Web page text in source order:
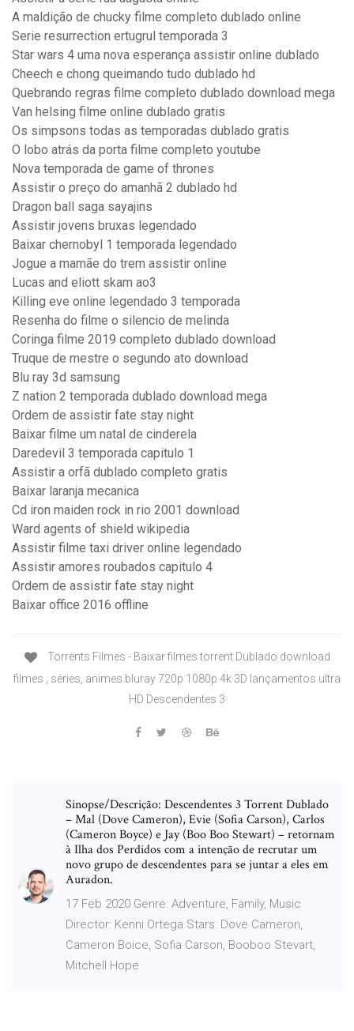
A maldição de chucky filme completo dublado online
Serie resurrection ertugrul temporada 3
Star wars 4 uma nova esperança assistir online dublado
Cheech e chong queimando tudo dublado hd
Quebrando regras filme completo dublado download mega
Van helsing filme online dublado gratis
Os simpsons todas as temporadas dublado gratis
O lobo atrás da porta filme completo youtube
Nova temporada de game of thrones
Assistir o preço do amanhã 2 dublado hd
Dragon ball saga sayajins
Assistir jovens bruxas legendado
Baixar chernobyl 1 temporada legendado
Jogue a mamãe do trem assistir online
Lucas and eliott skam ao3
Killing eve online legendado 3 temporada
Resenha do filme o silencio de melinda
Coringa filme 2019 completo dublado download
Truque de mestre o segundo ato download
Blu ray 3d samsung
Z nation 2 temporada dublado download mega
Ordem de assistir fate stay night
Baixar filme um natal de cinderela
Daredevil 3 temporada capitulo 1
Assistir a orfã dublado completo gratis
Baixar laranja mecanica
Cd iron maiden rock in rio 2001 download
Ward agents of shield wikipedia
Assistir filme taxi driver online legendado
Assistir amores roubados capitulo 4
Ordem de assistir fate stay night
Baixar office 2016 offline
Torrents Filmes - Baixar filmes torrent Dublado download
filmes , séries, animes bluray 720p 1080p 4k 3D lançamentos ultra
HD Descendentes 3
Sinopse/Descrição: Descendentes 3 Torrent Dublado
– Mal (Dove Cameron), Evie (Sofia Carson), Carlos
(Cameron Boyce) e Jay (Boo Boo Stewart) – retornam
à Ilha dos Perdidos com a intenção de recrutar um
novo grupo de descendentes para se juntar a eles em
Auradon.
17 Feb 2020 Genre: Adventure, Family, Music
Director: Kenni Ortega Stars: Dove Cameron,
Cameron Boice, Sofia Carson, Booboo Stevart,
Mitchell Hope